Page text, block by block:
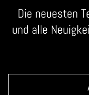
Die neuesten
und alle